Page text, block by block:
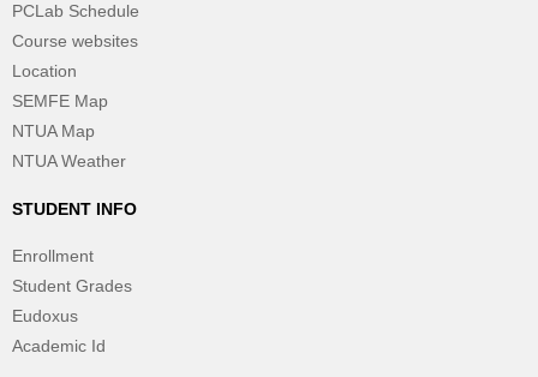
PCLab Schedule
Course websites
Location
SEMFE Map
NTUA Map
NTUA Weather
STUDENT INFO
Enrollment
Student Grades
Eudoxus
Academic Id